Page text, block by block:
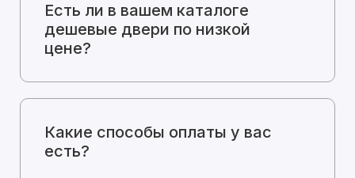
Есть ли в вашем каталоге
дешевые двери по низкой
цене?
Какие способы оплаты у вас
есть?